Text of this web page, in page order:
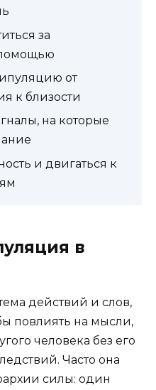
за
от
к близости
на которые
и двигаться к
в
действий и слов,
повлиять на мысли,
человека без его
Часто она
силы: один